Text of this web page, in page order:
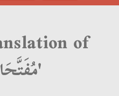
of
'مُفَتَّحَاتْ'